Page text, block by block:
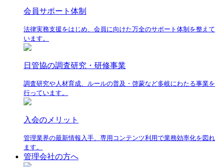
会員サポート体制
法律実務支援をはじめ、会員に向けた万全のサポート体制を整えて
います。
日管協の調査研究・研修事業
調査研究や人材育成、ルールの普及・啓蒙など多岐にわたる事業を
行っています。
入会のメリット
管理業界の最新情報入手、専用コンテンツ利用で業務効率化を図れ
ます。
管理会社の方へ